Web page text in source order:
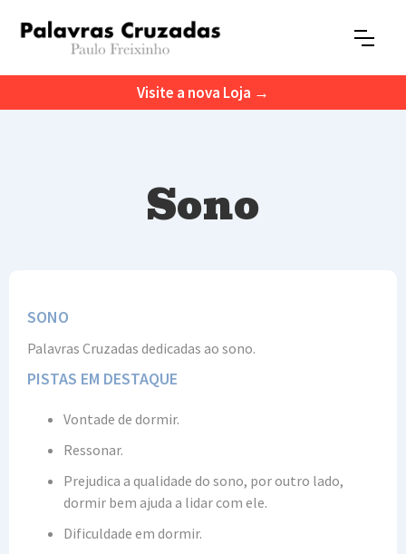
Visite a nova Loja →
Sono
SONO
Palavras Cruzadas dedicadas ao sono.
PISTAS EM DESTAQUE
Vontade de dormir.
Ressonar.
Prejudica a qualidade do sono, por outro lado,
dormir bem ajuda a lidar com ele.
Dificuldade em dormir.